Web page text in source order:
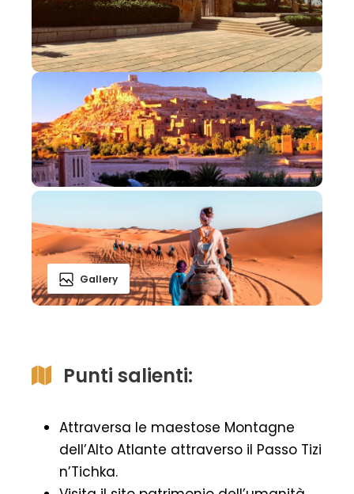
Gallery
Punti salienti:
Attraversa le maestose Montagne
dell’Alto Atlante attraverso il Passo Tizi
n’Tichka.